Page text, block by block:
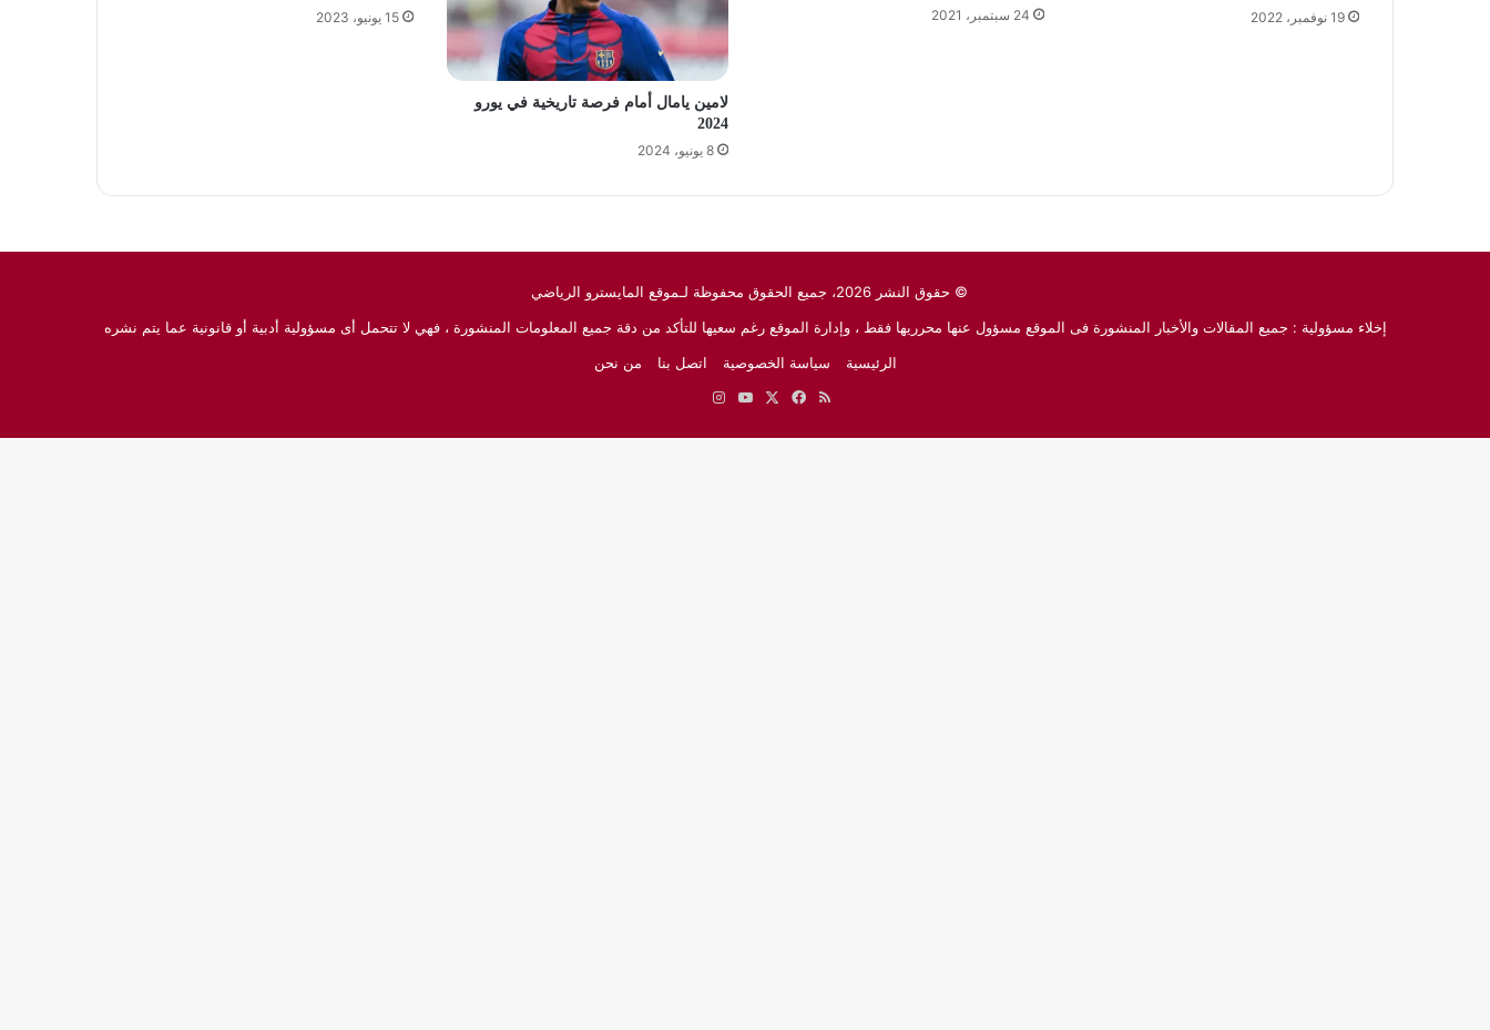
19 نوفمبر، 2022
24 سبتمبر، 2021
لامين يامال أمام فرصة تاريخية في يورو
2024
8 يونيو، 2024
15 يونيو، 2023
© حقوق النشر 2026، جميع الحقوق محفوظة لـموقع المايسترو الرياضي
إخلاء مسؤولية : جميع المقالات والأخبار المنشورة فى الموقع مسؤول عنها محرريها فقط ، وإدارة الموقع رغم سعيها للتأكد من دقة جميع المعلومات المنشورة ، فهي لا تتحمل أى مسؤولية أدبية أو قانونية عما يتم نشره
الرئيسية
سياسة الخصوصية اتصل بنا
من نحن
ملخصفيسبوك ‫YouTubeانستقرام